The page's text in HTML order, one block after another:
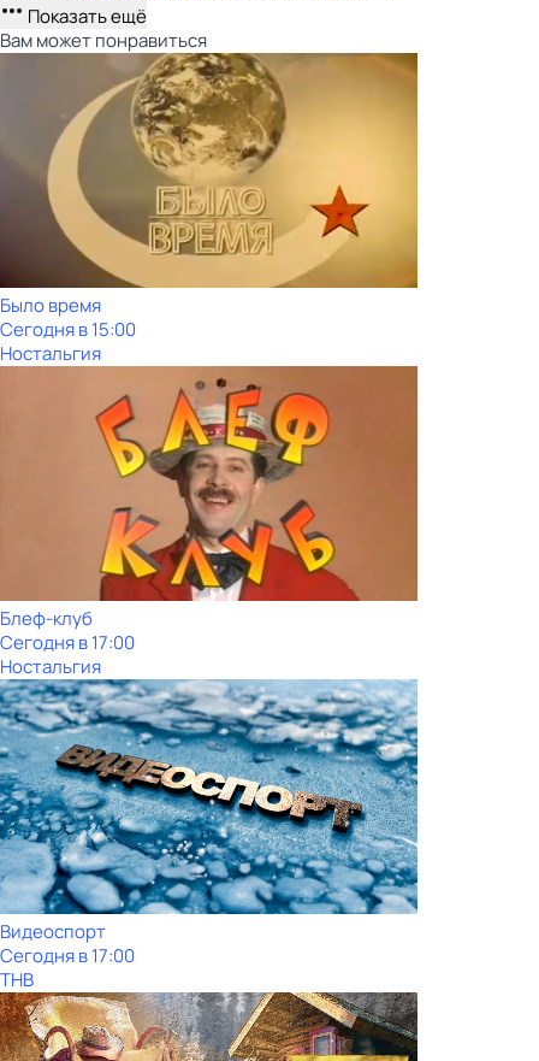
Показать ещё
Вам может понравиться
Было время
Сегодня в 15:00
Ностальгия
Блеф-клуб
Сегодня в 17:00
Ностальгия
Видеоспорт
Сегодня в 17:00
ТНВ